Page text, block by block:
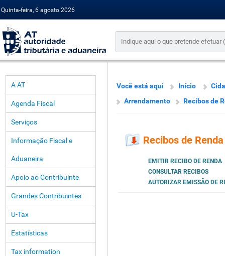
Quinta-feira, 6 agosto 2026
A AT
Agenda Fiscal
Serviços
Informação Fiscal e
Aduaneira
Apoio ao Contribuinte
Grandes Contribuintes
U-Tax
Estatísticas
Tax information
Você está aqui Início
Arrendamento
Recibos de
Recibos de Renda
EMITIR RECIBO DE RENDA
CONSULTAR RECIBOS
AUTORIZAR EMISSÃO DE